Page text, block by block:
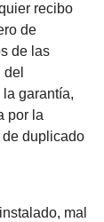
recibo
de
de las
garantía,
por la
duplicado
mal